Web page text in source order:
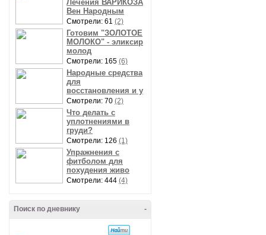
Лечения ВАРИКОЗА
Вен Народным
Смотрели: 61 (2)
Готовим "ЗОЛОТОЕ
МОЛОКО" - эликсир
молод
Смотрели: 165 (6)
Народные средства
для
восстановления и у
Смотрели: 70 (2)
Что делать с
уплотнениями в
груди?
Смотрели: 126 (1)
Упражнения с
фитболом для
похудения живо
Смотрели: 444 (4)
-
Поиск по дневнику